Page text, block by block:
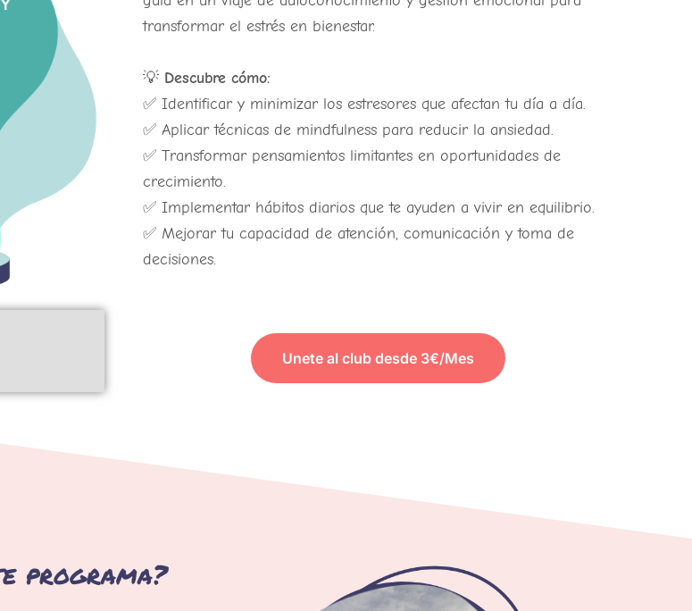
transformar el estrés en bienestar.
💡 Descubre cómo:
✅ Identificar y minimizar los estresores que afectan tu día a día.
✅ Aplicar técnicas de mindfulness para reducir la ansiedad.
✅ Transformar pensamientos limitantes en oportunidades de
crecimiento.
✅ Implementar hábitos diarios que te ayuden a vivir en equilibrio.
✅ Mejorar tu capacidad de atención, comunicación y toma de
decisiones.
Unete al club desde 3€/Mes
programa?